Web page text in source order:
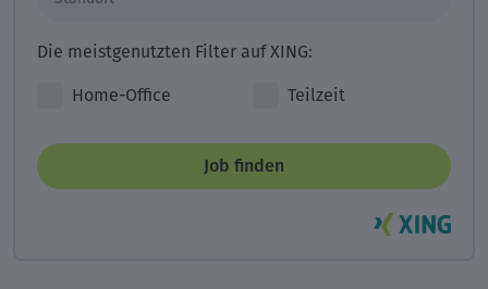
Job finden
Die meistgenutzten Filter auf XING:
Home-Office Teilzeit